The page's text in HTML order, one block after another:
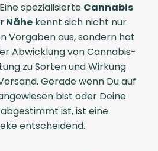
spezialisierte Cannabis
Nähe kennt sich nicht nur
Vorgaben aus, sondern hat
Abwicklung von Cannabis-
zu Sorten und Wirkung
Gerade wenn Du auf
bist oder Deine
ist, ist eine
entscheidend.